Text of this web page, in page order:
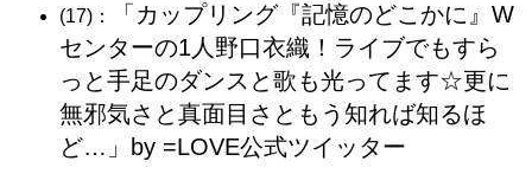
(17)：
「カップリング『記憶のどこかに』W
センターの1人野口衣織！ライブでもすら
っと手足のダンスと歌も光ってます☆更に
無邪気さと真面目さともう知れば知るほ
ど…」by =LOVE公式ツイッター